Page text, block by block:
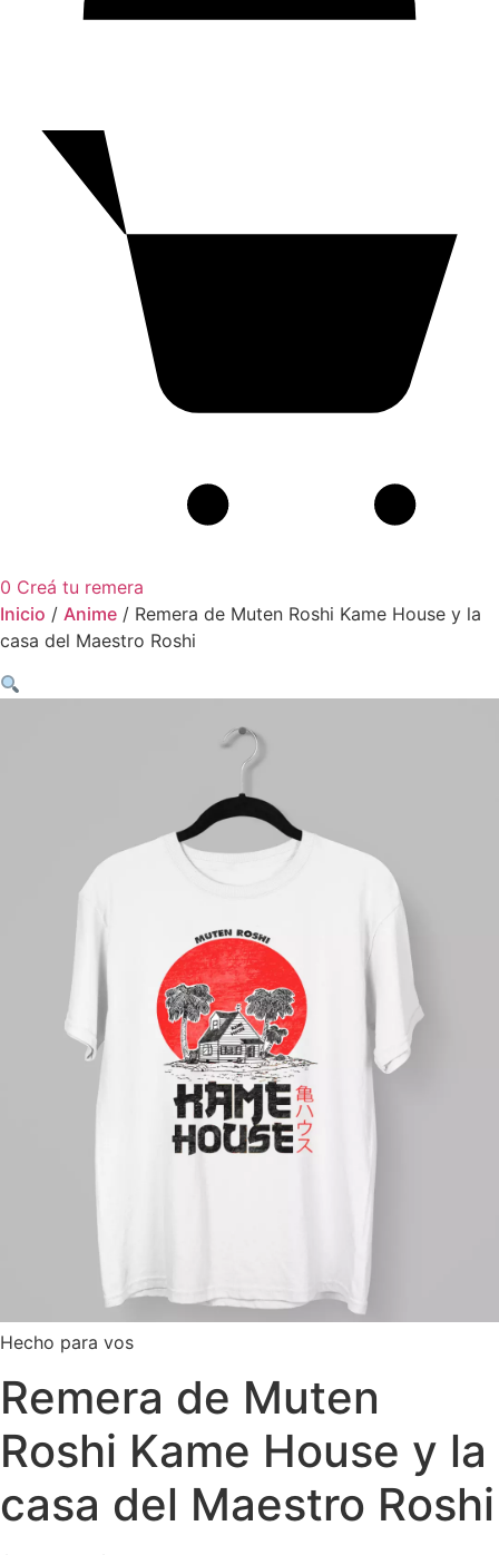
0 Creá tu remera
Inicio / Anime / Remera de Muten Roshi Kame House y la
casa del Maestro Roshi
Hecho para vos
Remera de Muten
Roshi Kame House y la
casa del Maestro Roshi